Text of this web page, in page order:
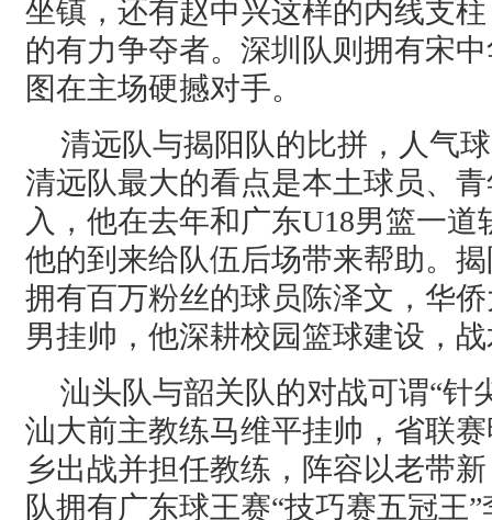
坐镇，还有赵中兴这样的内线支
的有力争夺者。深圳队则拥有宋
图在主场硬撼对手。
清远队与揭阳队的比拼，人气
清远队最大的看点是本土球员、
入，他在去年和广东U18男篮一
他的到来给队伍后场带来帮助。
拥有百万粉丝的球员陈泽文，华
男挂帅，他深耕校园篮球建设，
汕头队与韶关队的对战可谓“针
汕大前主教练马维平挂帅，省联
乡出战并担任教练，阵容以老带
队拥有广东球王赛“技巧赛五冠王